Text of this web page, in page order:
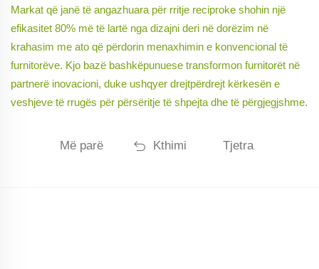
Markat që janë të angazhuara për rritje reciproke shohin një
efikasitet 80% më të lartë nga dizajni deri në dorëzim në
krahasim me ato që përdorin menaxhimin e konvencional të
furnitorëve. Kjo bazë bashkëpunuese transformon furnitorët në
partnerë inovacioni, duke ushqyer drejtpërdrejt kërkesën e
veshjeve të rrugës për përsëritje të shpejta dhe të përgjegjshme.
Më parë Kthimi Tjetra